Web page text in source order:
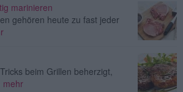
marinieren
gehören heute zu fast jeder
beim Grillen beherzigt,
mehr